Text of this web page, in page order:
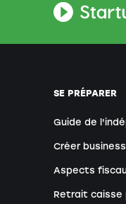
SE PRÉPARER
Guide de
Créer
Aspects
Retrait caisse